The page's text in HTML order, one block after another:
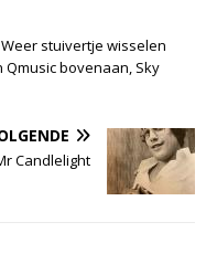
stuivertje wisselen
Qmusic bovenaan, Sky
Candlelight